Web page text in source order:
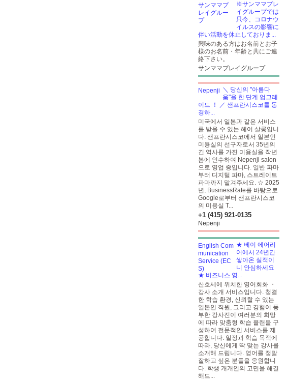
※サンママプレ
イグループでは
只今、コロナウ
イルスの影響に
伴い活動を休止しておりま...
興味のある方はお名前とお子
様のお名前・年齢と共にご連
絡下さい。
サンママプレイグループ
＼ 당신의 "아름다
움"을 한 단계 업그레
이드 ！ ／ 샌프란시스코를 동
경하...
미국에서 일본과 같은 서비스
를 받을 수 있는 헤어 살롱입니
다. 샌프란시스코에서 일본인
미용실의 선구자로서 35년의
긴 역사를 가진 미용실을 작년
봄에 인수하여 Nepenji salon
으로 영업 중입니다. 일반 파마
부터 디지털 파마, 스트레이트
파마까지 맡겨주세요. ☆ 2025
년, BusinessRate를 바탕으로
Google로부터 샌프란시스코
의 미용실 T...
+1 (415) 921-0135
Nepenji
★ 베이 에어리
어에서 24년간
쌓아온 실적이
니 안심하세요
★ 비즈니스 영...
산호세에 위치한 영어회화 ・
강사 소개 서비스입니다. 청결
한 학습 환경, 신뢰할 수 있는
일본인 직원, 그리고 경험이 풍
부한 강사진이 여러분의 희망
에 따라 맞춤형 학습 플랜을 구
성하여 전문적인 서비스를 제
공합니다. 일정과 학습 목적에
따라, 당신에게 딱 맞는 강사를
소개해 드립니다. 영어를 정말
잘하고 싶은 분들을 응원합니
다. 학생 개개인의 고민을 해결
해드...